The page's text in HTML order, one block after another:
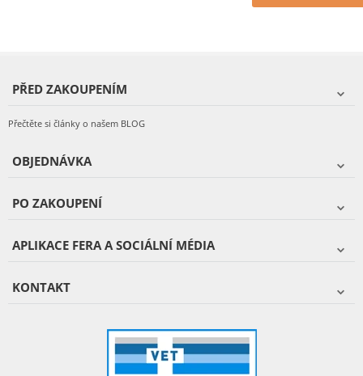
PŘED ZAKOUPENÍM
Přečtěte si články o našem BLOG
OBJEDNÁVKA
PO ZAKOUPENÍ
APLIKACE FERA A SOCIÁLNÍ MÉDIA
KONTAKT